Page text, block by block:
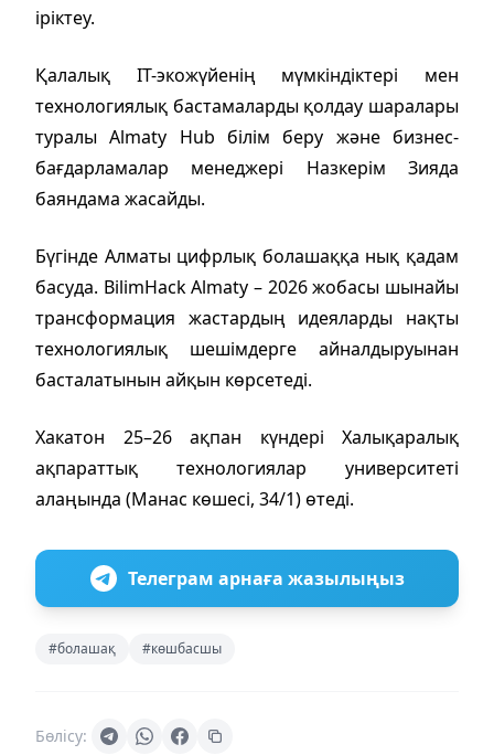
іріктеу.
Қалалық IT-экожүйенің мүмкіндіктері мен
технологиялық бастамаларды қолдау шаралары
туралы Almaty Hub білім беру және бизнес-
бағдарламалар менеджері Назкерім Зияда
баяндама жасайды.
Бүгінде Алматы цифрлық болашаққа нық қадам
басуда. BilimHack Almaty – 2026 жобасы шынайы
трансформация жастардың идеяларды нақты
технологиялық шешімдерге айналдыруынан
басталатынын айқын көрсетеді.
Хакатон 25–26 ақпан күндері Халықаралық
ақпараттық технологиялар университеті
алаңында (Манас көшесі, 34/1) өтеді.
Телеграм арнаға жазылыңыз
#болашақ #көшбасшы
Бөлісу: